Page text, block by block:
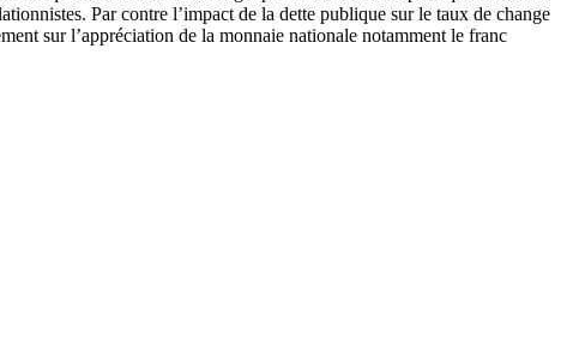
Par contre l’impact de la dette publique sur le taux de change
sur l’appréciation de la monnaie nationale notamment le franc